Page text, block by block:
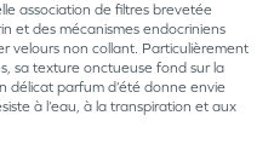
association de filtres brevetée
et des mécanismes endocriniens
velours non collant. Particulièrement
sa texture onctueuse fond sur la
délicat parfum d’été donne envie
à l’eau, à la transpiration et aux